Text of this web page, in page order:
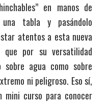
en manos de
tabla y pasándolo
atentos a esta nueva
que por su versatilidad
agua como sobre
ni peligroso. Eso sí,
mini curso para conocer